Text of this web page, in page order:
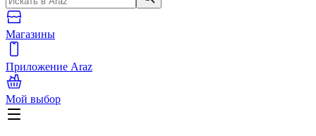
Магазины
Приложение Araz
Мой выбор